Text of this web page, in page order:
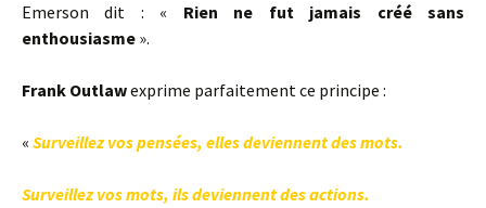
Emerson dit : « Rien ne fut jamais créé sans
enthousiasme ».
Frank Outlawexprime parfaitement ce principe :
« Surveillez vos pensées, elles deviennent des mots.
Surveillez vos mots, ils deviennent des actions.